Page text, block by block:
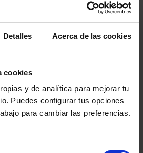
Detalles Acerca de las cookies
cookies
y de analítica para mejorar tu
Puedes configurar tus opciones
para cambiar las preferencias.